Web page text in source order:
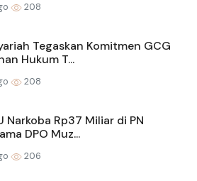
208
Tegaskan Komitmen GCG
Hukum T...
208
Narkoba Rp37 Miliar di PN
DPO Muz...
206